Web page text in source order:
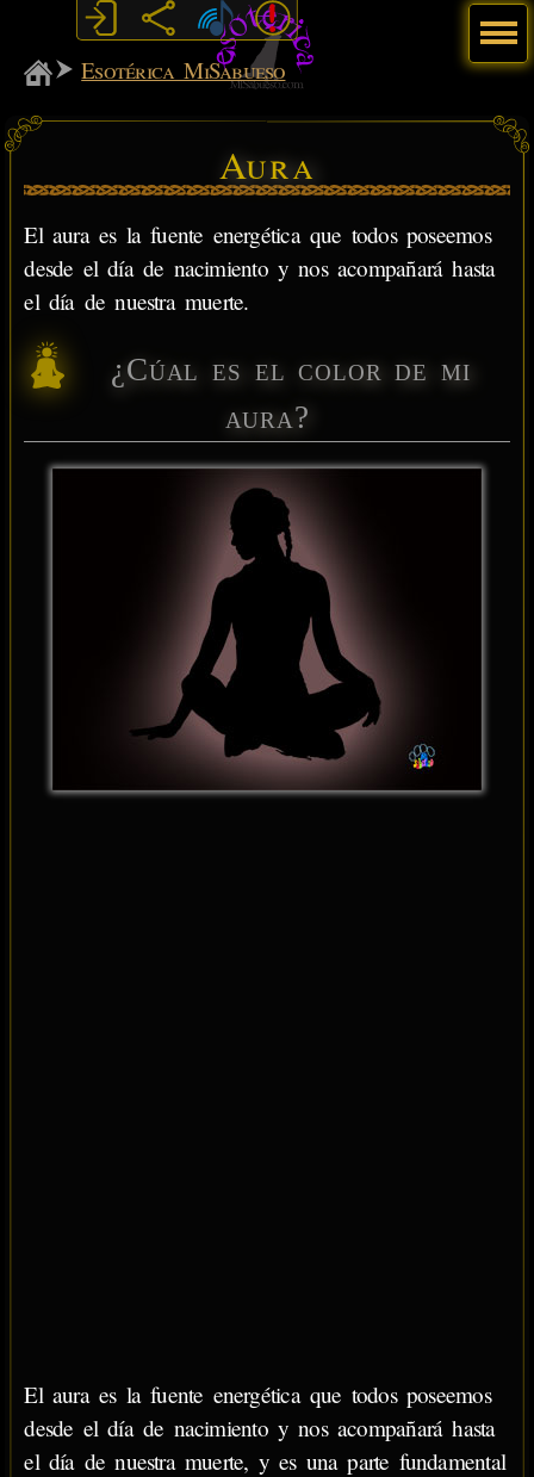
MiSabueso
Esotérica MiSabueso
Aura
El aura es la fuente energética que todos poseemos
desde el día de nacimiento y nos acompañará hasta
el día de nuestra muerte.
¿Cúal es el color de mi
aura?
El aura es la fuente energética que todos poseemos
desde el día de nacimiento y nos acompañará hasta
el día de nuestra muerte, y es una parte fundamental
Menú